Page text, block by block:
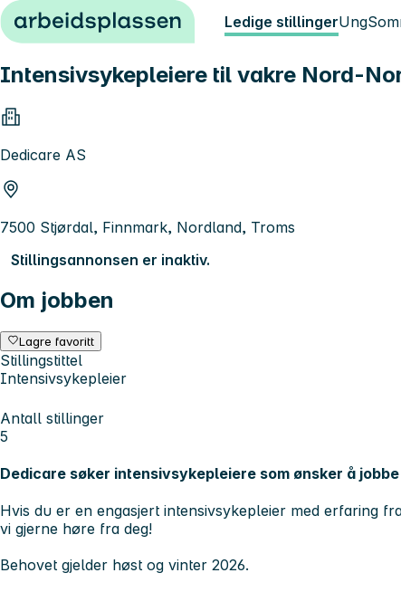
Hopp til innhold Ledige stillingerUng
Intensivsykepleiere til vakre Nord-
Dedicare AS
7500 Stjørdal, Finnmark, Nordland, Troms
Stillingsannonsen er inaktiv.
Om jobben
Lagre favoritt
Stillingstittel
Intensivsykepleier
Antall stillinger
5
Dedicare søker intensivsykepleiere som ønsker å
Hvis du er en engasjert intensivsykepleier med erfaring
vi gjerne høre fra deg!
Behovet gjelder høst og vinter 2026.